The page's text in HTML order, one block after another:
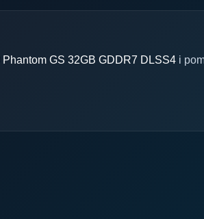
GS 32GB GDDR7 DLSS4 i